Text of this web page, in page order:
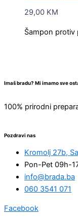
29,00 KM
Šampon protiv
Imaš bradu? Mi imamo sve
100% prirodni
Pozdravi nas
Kromolj 27b,
Pon-Pet 09h-
info@brada.ba
060 3541 071
Facebook